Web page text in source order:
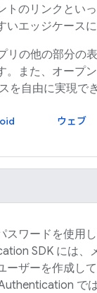
トのリンクとい
いエッジケースに
リの他の部分の
。また、オープ
を自由に実現でき
ウェブ
スワードを使用
SDK には、
ーザーを作成し
で